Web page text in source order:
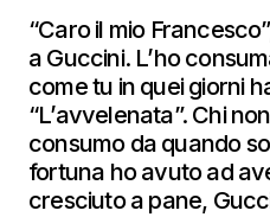
“Caro il mio
a Guccini. L’ho
come tu in quei giorni
“L’avvelenata”. Chi
consumo da quando
fortuna ho avuto ad
cresciuto a pane,